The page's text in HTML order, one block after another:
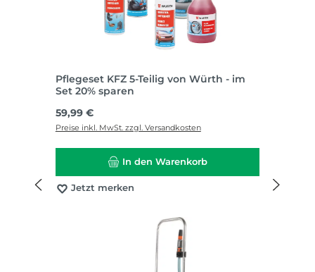
Pflegeset KFZ 5-Teilig von Würth - im
Set 20% sparen
Regulärer Preis:
59,99 €
Preise inkl. MwSt. zzgl. Versandkosten
In den Warenkorb
Jetzt merken